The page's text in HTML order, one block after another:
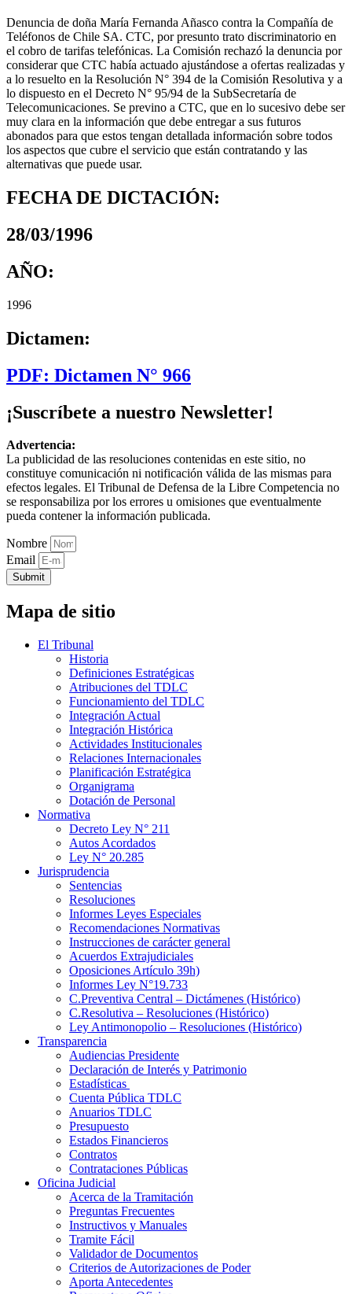
Denuncia de doña María Fernanda Añasco contra la Compañía de
Teléfonos de Chile SA. CTC, por presunto trato discriminatorio en
el cobro de tarifas telefónicas. La Comisión rechazó la denuncia por
considerar que CTC había actuado ajustándose a ofertas realizadas y
a lo resuelto en la Resolución N° 394 de la Comisión Resolutiva y a
lo dispuesto en el Decreto N° 95/94 de la SubSecretaría de
Telecomunicaciones. Se previno a CTC, que en lo sucesivo debe ser
muy clara en la información que debe entregar a sus futuros
abonados para que estos tengan detallada información sobre todos
los aspectos que cubre el servicio que están contratando y las
alternativas que puede usar.
FECHA DE DICTACIÓN:
28/03/1996
AÑO:
1996
Dictamen:
PDF: Dictamen N° 966
¡Suscríbete a nuestro Newsletter!
Advertencia:
La publicidad de las resoluciones contenidas en este sitio, no
constituye comunicación ni notificación válida de las mismas para
efectos legales. El Tribunal de Defensa de la Libre Competencia no
se responsabiliza por los errores u omisiones que eventualmente
pueda contener la información publicada.
Nombre
Email
Submit
Mapa de sitio
El Tribunal
Historia
Definiciones Estratégicas
Atribuciones del TDLC
Funcionamiento del TDLC
Integración Actual
Integración Histórica
Actividades Institucionales
Relaciones Internacionales
Planificación Estratégica
Organigrama
Dotación de Personal
Normativa
Decreto Ley N° 211
Autos Acordados
Ley N° 20.285
Jurisprudencia
Sentencias
Resoluciones
Informes Leyes Especiales
Recomendaciones Normativas
Instrucciones de carácter general
Acuerdos Extrajudiciales
Oposiciones Artículo 39h)
Informes Ley N°19.733
C.Preventiva Central – Dictámenes (Histórico)
C.Resolutiva – Resoluciones (Histórico)
Ley Antimonopolio – Resoluciones (Histórico)
Transparencia
Audiencias Presidente
Declaración de Interés y Patrimonio
Estadísticas
Cuenta Pública TDLC
Anuarios TDLC
Presupuesto
Estados Financieros
Contratos
Contrataciones Públicas
Oficina Judicial
Acerca de la Tramitación
Preguntas Frecuentes
Instructivos y Manuales
Tramite Fácil
Validador de Documentos
Criterios de Autorizaciones de Poder
Aporta Antecedentes